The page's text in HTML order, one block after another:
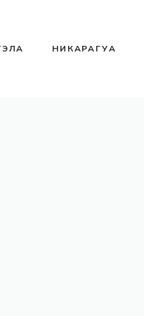
НИКАРАГУА